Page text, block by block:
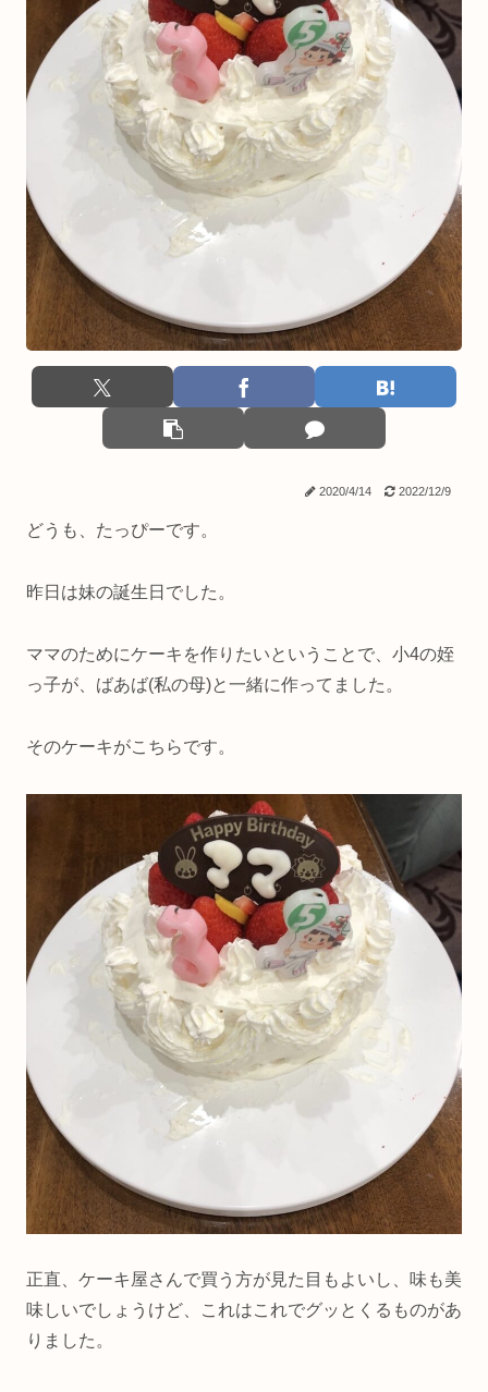
2020/4/14 2022/12/9
どうも、たっぴーです。
昨日は妹の誕生日でした。
ママのためにケーキを作りたいということで、小4の姪
っ子が、ばあば(私の母)と一緒に作ってました。
そのケーキがこちらです。
正直、ケーキ屋さんで買う方が見た目もよいし、味も美
味しいでしょうけど、これはこれでグッとくるものがあ
りました。